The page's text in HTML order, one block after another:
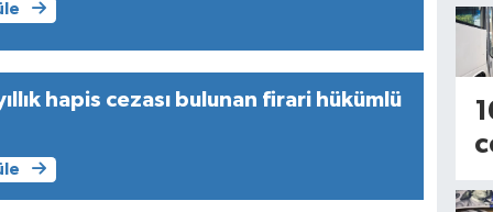
hapis cezası bulunan firari hükümlü
e